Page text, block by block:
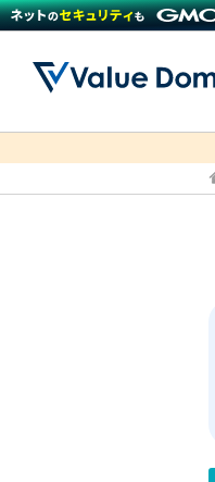
ドメイ
レンタ
セキュ
サービ